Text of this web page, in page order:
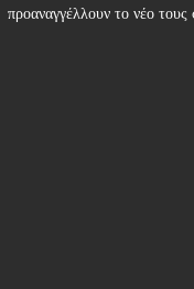
προαναγγέλλουν το νέο τους